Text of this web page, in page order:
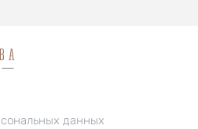
данных